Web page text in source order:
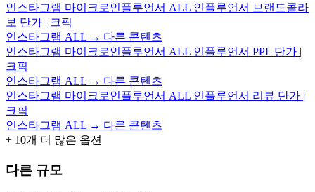
인스타그램 마이크로인플루언서 ALL 인플루언서 브랜드콜라
보 단가 | 크픽
인스타그램 ALL → 다른 콘텐츠
인스타그램 마이크로인플루언서 ALL 인플루언서 PPL 단가 |
크픽
인스타그램 ALL → 다른 콘텐츠
인스타그램 마이크로인플루언서 ALL 인플루언서 리뷰 단가 |
크픽
인스타그램 ALL → 다른 콘텐츠
+ 10개 더 많은 옵션
다른 규모